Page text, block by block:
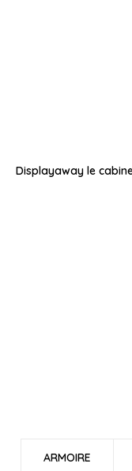
Displayaway le
ARMOIRE